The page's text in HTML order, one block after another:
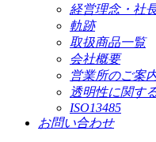
経営理念・社
軌跡
取扱商品一覧
会社概要
営業所のご案
透明性に関す
ISO13485
お問い合わせ